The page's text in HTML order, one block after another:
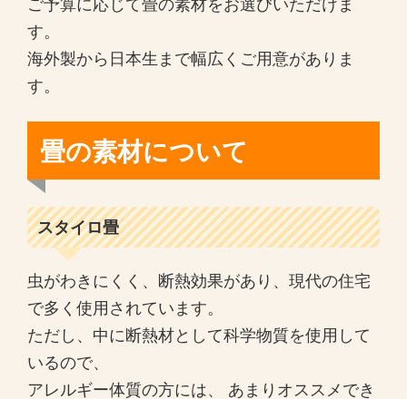
す。
海外製から日本生まで幅広くご用意がありま
す。
畳の素材について
スタイロ畳
虫がわきにくく、断熱効果があり、現代の住宅
で多く使用されています。
ただし、中に断熱材として科学物質を使用して
いるので、
アレルギー体質の方には、 あまりオススメでき